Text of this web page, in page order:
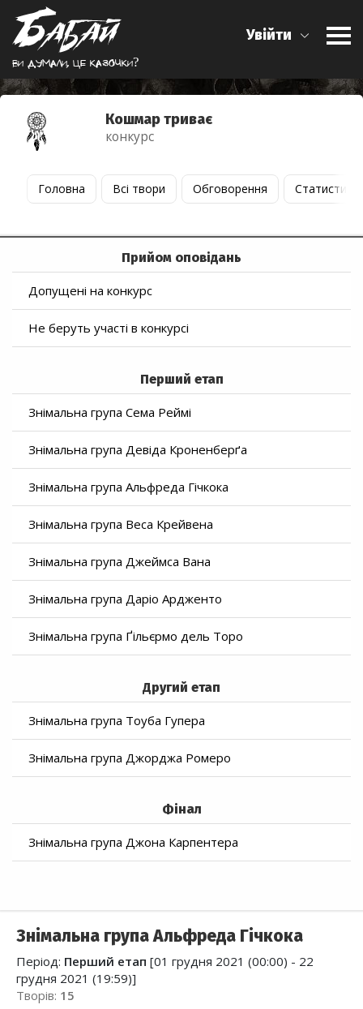
Ви думали, це казочки?
Увійти
Кошмар триває
конкурс
Головна Всі твори Обговорення Статистика
Прийом оповідань
Допущені на конкурс
Не беруть участі в конкурсі
Перший етап
Знімальна група Сема Реймі
Знімальна група Девіда Кроненберґа
Знімальна група Альфреда Гічкока
Знімальна група Веса Крейвена
Знімальна група Джеймса Вана
Знімальна група Даріо Ардженто
Знімальна група Ґільєрмо дель Торо
Другий етап
Знімальна група Тоуба Гупера
Знімальна група Джорджа Ромеро
Фінал
Знімальна група Джона Карпентера
Знімальна група Альфреда Гічкока
Період: Перший етап [01 грудня 2021 (00:00) - 22
грудня 2021 (19:59)]
Творів: 15